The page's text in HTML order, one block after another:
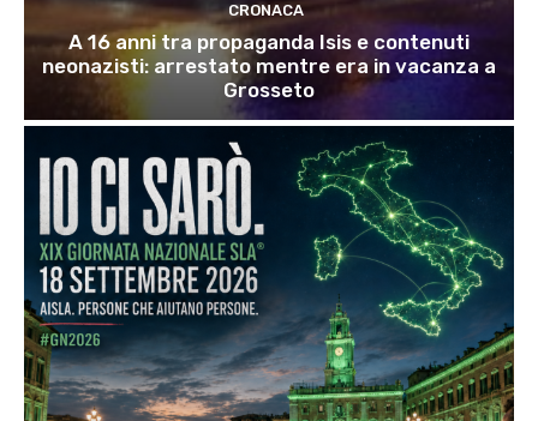
CRONACA
A 16 anni tra propaganda Isis e contenuti
neonazisti: arrestato mentre era in vacanza a
Grosseto